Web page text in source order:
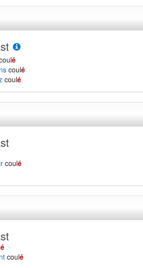
é
coulé
coulé
coulé
é
coulé